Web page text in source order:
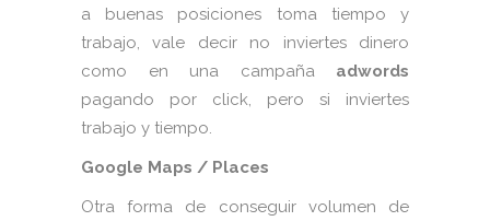
a buenas posiciones toma tiempo y
trabajo, vale decir no inviertes dinero
como en una campaña adwords
pagando por click, pero si inviertes
trabajo y tiempo.
Google Maps / Places
Otra forma de conseguir volumen de